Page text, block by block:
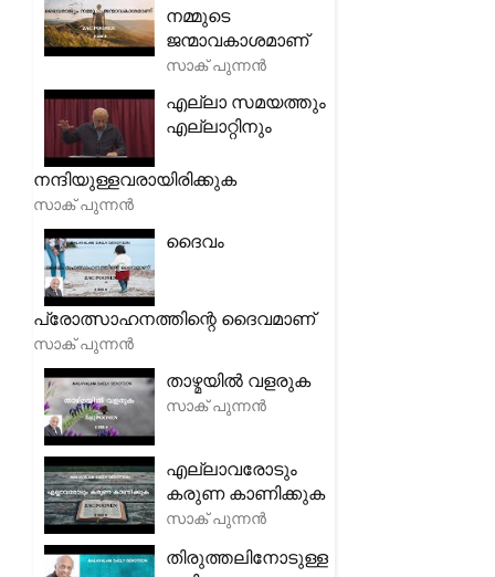
നമ്മുടെ
ജന്മാവകാശമാണ്
സാക് പുന്നൻ
എല്ലാ സമയത്തും
എല്ലാറ്റിനും
നന്ദിയുള്ളവരായിരിക്കുക
സാക് പുന്നൻ
ദൈവം
പ്രോത്സാഹനത്തിന്റെ ദൈവമാണ്
സാക് പുന്നൻ
താഴ്മയിൽ വളരുക
സാക് പുന്നൻ
എല്ലാവരോടും
കരുണ കാണിക്കുക
സാക് പുന്നൻ
തിരുത്തലിനോടുള്ള